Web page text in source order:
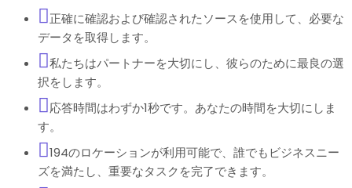
正確に確認および確認されたソースを使用して、必要な
データを取得します。
私たちはパートナーを大切にし、彼らのために最良の選
択をします。
応答時間はわずか1秒です。あなたの時間を大切にしま
す。
194のロケーションが利用可能で、誰でもビジネスニー
ズを満たし、重要なタスクを完了できます。